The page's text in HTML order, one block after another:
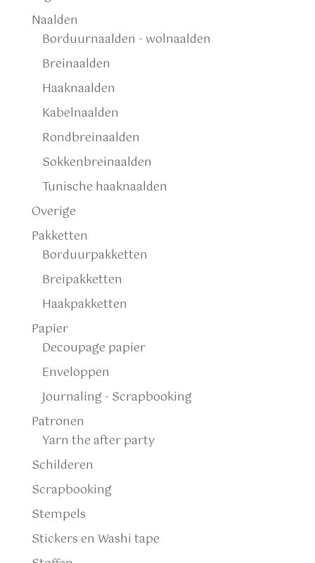
Naalden
Borduurnaalden - wolnaalden
Breinaalden
Haaknaalden
Kabelnaalden
Rondbreinaalden
Sokkenbreinaalden
Tunische haaknaalden
Overige
Pakketten
Borduurpakketten
Breipakketten
Haakpakketten
Papier
Decoupage papier
Enveloppen
Journaling - Scrapbooking
Patronen
Yarn the after party
Schilderen
Scrapbooking
Stempels
Stickers en Washi tape